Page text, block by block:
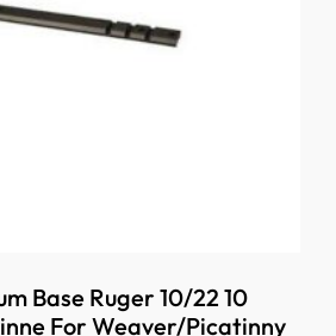
Base Ruger 10/22 10
For Weaver/Picatinny